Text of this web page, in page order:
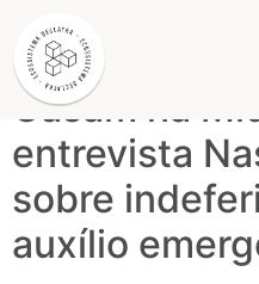
Tag:
Gasam na
entrevista
sobre
auxílio